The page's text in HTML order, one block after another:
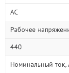
AC
Рабочее
440
Номинальный ток,